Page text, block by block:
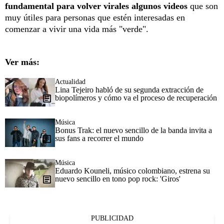
fundamental para volver virales algunos videos que son
muy útiles para personas que estén interesadas en
comenzar a vivir una vida más "verde".
Ver más:
Actualidad
Lina Tejeiro habló de su segunda extracción de
biopolímeros y cómo va el proceso de recuperación
Música
Bonus Trak: el nuevo sencillo de la banda invita a
sus fans a recorrer el mundo
Música
Eduardo Kouneli, músico colombiano, estrena su
nuevo sencillo en tono pop rock: 'Giros'
PUBLICIDAD